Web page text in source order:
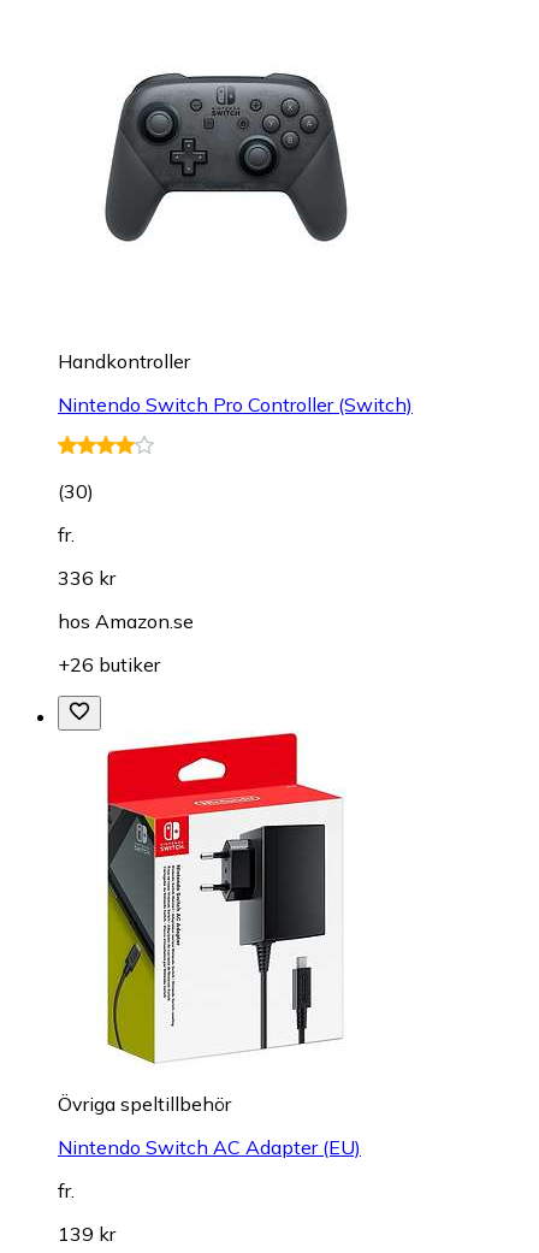
Handkontroller
Nintendo Switch Pro Controller (Switch)
(30)
fr.
336 kr
hos Amazon.se
+26 butiker
Övriga speltillbehör
Nintendo Switch AC Adapter (EU)
fr.
139 kr